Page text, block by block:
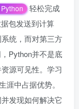
Python
轻松完成
包发送到计算
统，而对第三方
Python并不是底
源可见性。学习
涯中占据优势。
发现如何解决它